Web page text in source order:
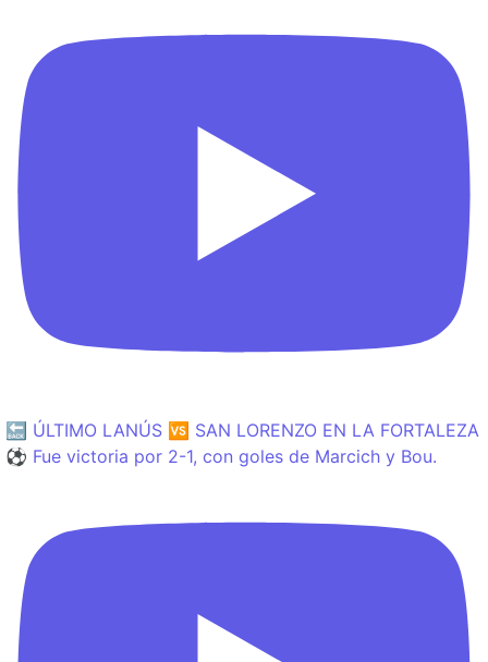
🔙 ÚLTIMO LANÚS 🆚 SAN LORENZO EN LA FORTALEZA
⚽️ Fue victoria por 2-1, con goles de Marcich y Bou.